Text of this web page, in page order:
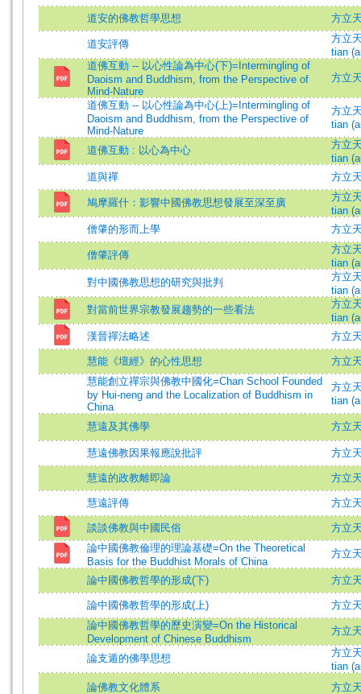
道安的佛教哲學思想 方立
道安評傳
方立
tian
道佛互動 -- 以心性論為中心(下)=Intermingling of
Daoism and Buddhism, from the Perspective of
Mind-Nature
方立
道佛互動 -- 以心性論為中心(上)=Intermingling of
Daoism and Buddhism, from the Perspective of
Mind-Nature
方立
tian
道佛互動 : 以心為中心
方立
tian
道與禪
方立
鳩摩羅什：影響中國佛教思想發展至深至廣
方立
tian
僧肇的形而上學
方立
僧肇評傳
方立
tian
對中國佛教思想的研究與批判
方立
tian
對當前世界宗教發展趨勢的一些看法
方立
tian
漢晉禪法略述
方立
慧能《壇經》的心性思想
方立
慧能創立禪宗與佛教中國化=Chan School Founded
by Hui-neng and the Localization of Buddhism in
China
方立
tian
慧遠及其佛學 方立
慧遠佛教因果報應說批評 方立
慧遠的政教離即論 方立
慧遠評傳 方立
談談佛教與中國民俗
方立
論中國佛教倫理的理論基礎=On the Theoretical
Basis for the Buddhist Morals of China
方立
論中國佛教哲學的形成(下) 方立
論中國佛教哲學的形成(上)
方立
論中國佛教哲學的歷史演變=On the Historical
Development of Chinese Buddhism
方立
論支遁的佛學思想
方立
tian
論佛教文化體系
方立